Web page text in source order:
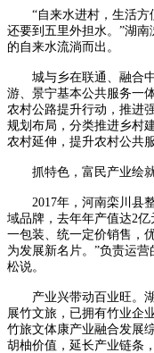
“自来水进村，生活方
还要到五里外担水。”湖
的自来水流淌而出。
城与乡在联通、融合中
游、景宁基本公共服务一
农村公路提升行动，推进
规划布局，分类推进乡村
农村延伸，提升农村公共
抓特色，富民产业绘就
2017年，河南栾川县整
域品牌，去年年产值达2
一包装、统一定价销售，
为发展新名片。”负责运
松说。
产业兴带动百业旺。湖
展竹文旅，已拥有竹业企
竹旅文体康产业融合发展
胡柚价值，延长产业链条